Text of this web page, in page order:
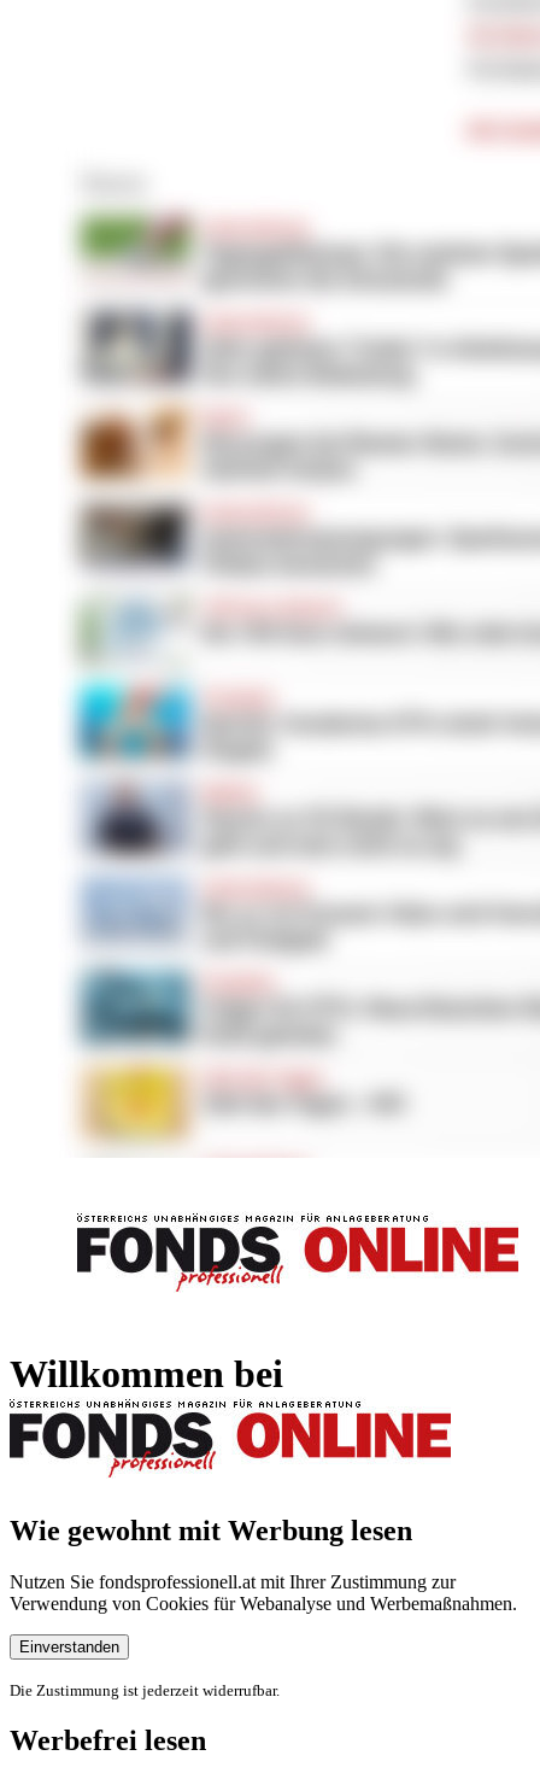
Willkommen bei
Wie gewohnt mit Werbung lesen
Nutzen Sie fondsprofessionell.at mit Ihrer Zustimmung zur
Verwendung von Cookies für Webanalyse und Werbemaßnahmen.
Einverstanden
Die Zustimmung ist jederzeit widerrufbar.
Werbefrei lesen